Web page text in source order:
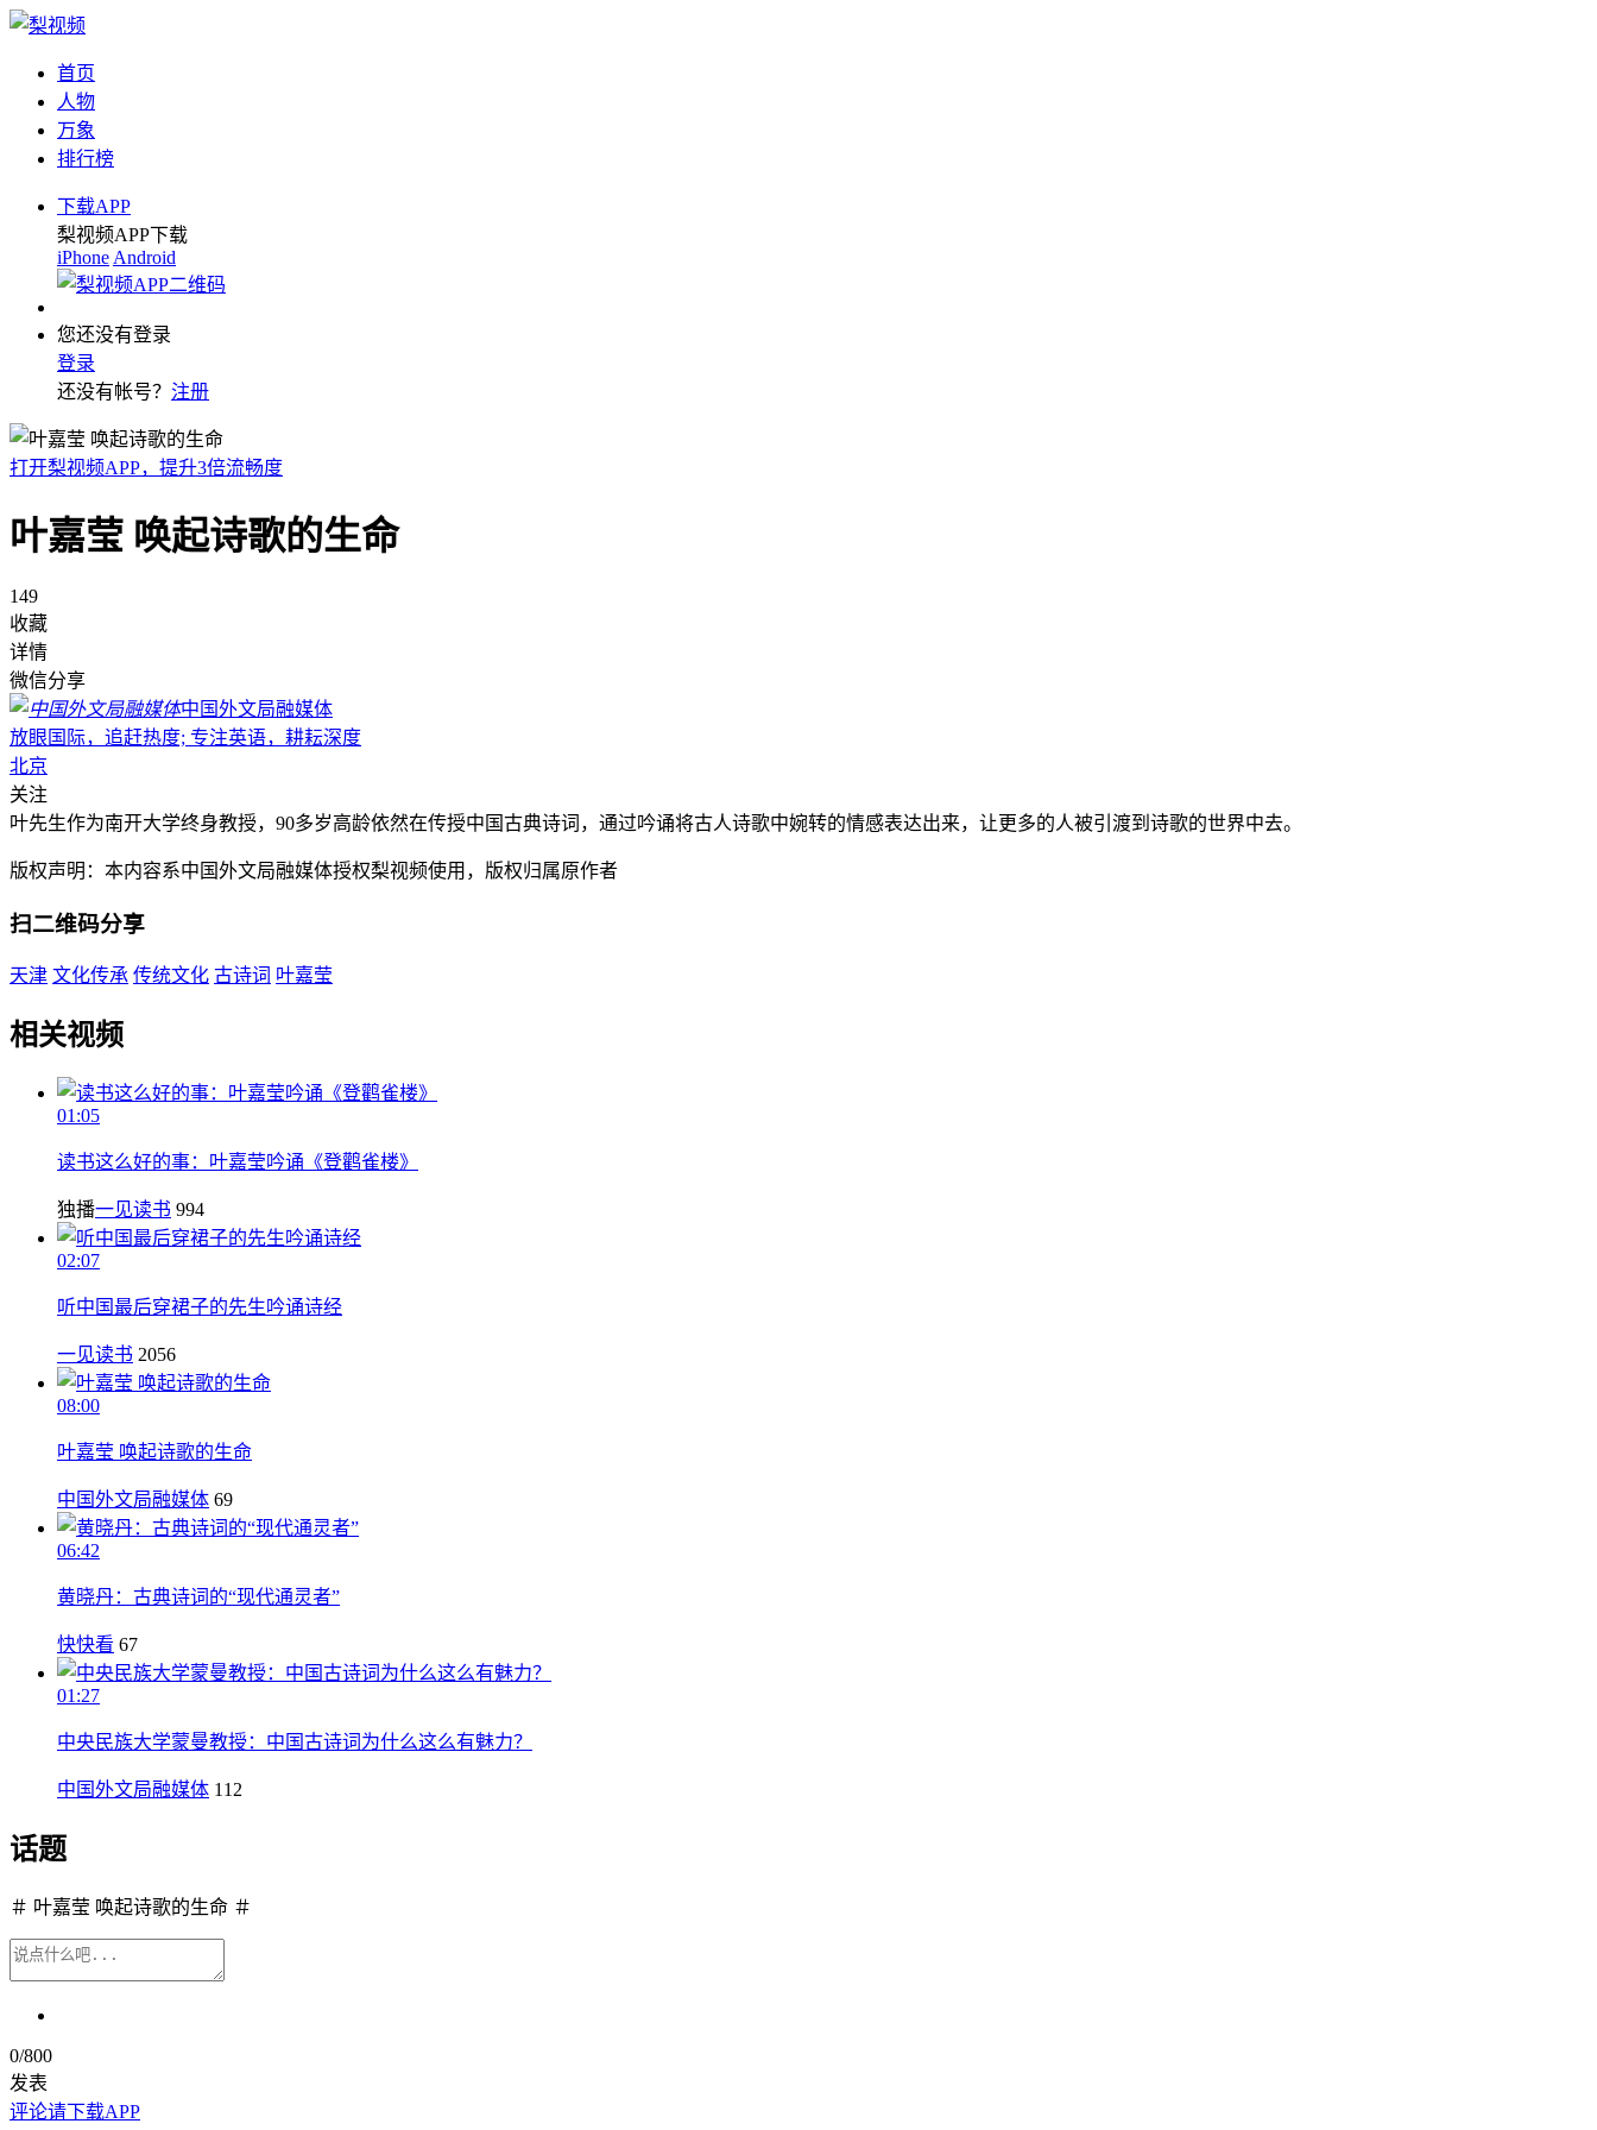
首页
人物
万象
排行榜
下载APP
梨视频APP下载
iPhone Android
您还没有登录
登录
还没有帐号？ 注册
打开梨视频APP，提升3倍流畅度
叶嘉莹 唤起诗歌的生命
149
收藏
详情
微信分享
中国外文局融媒体
放眼国际，追赶热度; 专注英语，耕耘深度
北京
关注
叶先生作为南开大学终身教授，90多岁高龄依然在传授中国古典诗词，通过吟诵将古人诗歌中婉转的情感表达出来，让更多的人被引渡到诗歌的世界中去。
版权声明：本内容系中国外文局融媒体授权梨视频使用，版权归属原作者
扫二维码分享
天津 文化传承 传统文化 古诗词 叶嘉莹
相关视频
01:05
读书这么好的事：叶嘉莹吟诵《登鹳雀楼》
独播一见读书 994
02:07
听中国最后穿裙子的先生吟诵诗经
一见读书 2056
08:00
叶嘉莹 唤起诗歌的生命
中国外文局融媒体 69
06:42
黄晓丹：古典诗词的“现代通灵者”
快快看 67
01:27
中央民族大学蒙曼教授：中国古诗词为什么这么有魅力？
中国外文局融媒体 112
话题
＃ 叶嘉莹 唤起诗歌的生命 ＃
0/800
发表
评论请下载APP